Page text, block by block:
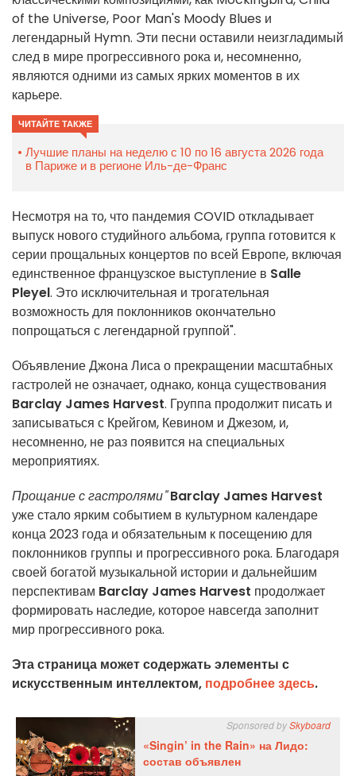
of the Universe, Poor Man's Moody Blues и
легендарный Hymn. Эти песни оставили неизгладимый
след в мире прогрессивного рока и, несомненно,
являются одними из самых ярких моментов в их
карьере.
ЧИТАЙТЕ ТАКЖЕ
Лучшие планы на неделю с 10 по 16 августа 2026 года
в Париже и в регионе Иль-де-Франс
Несмотря на то, что пандемия COVID откладывает
выпуск нового студийного альбома, группа готовится к
серии прощальных концертов по всей Европе, включая
единственное французское выступление в Salle
Pleyel. Это исключительная и трогательная
возможность для поклонников окончательно
попрощаться с легендарной группой".
Объявление Джона Лиса о прекращении масштабных
гастролей не означает, однако, конца существования
Barclay James Harvest. Группа продолжит писать и
записываться с Крейгом, Кевином и Джезом, и,
несомненно, не раз появится на специальных
мероприятиях.
Прощание с гастролями" Barclay James Harvest
уже стало ярким событием в культурном календаре
конца 2023 года и обязательным к посещению для
поклонников группы и прогрессивного рока. Благодаря
своей богатой музыкальной истории и дальнейшим
перспективам Barclay James Harvest продолжает
формировать наследие, которое навсегда заполнит
мир прогрессивного рока.
Эта страница может содержать элементы с
искусственным интеллектом, подробнее здесь.